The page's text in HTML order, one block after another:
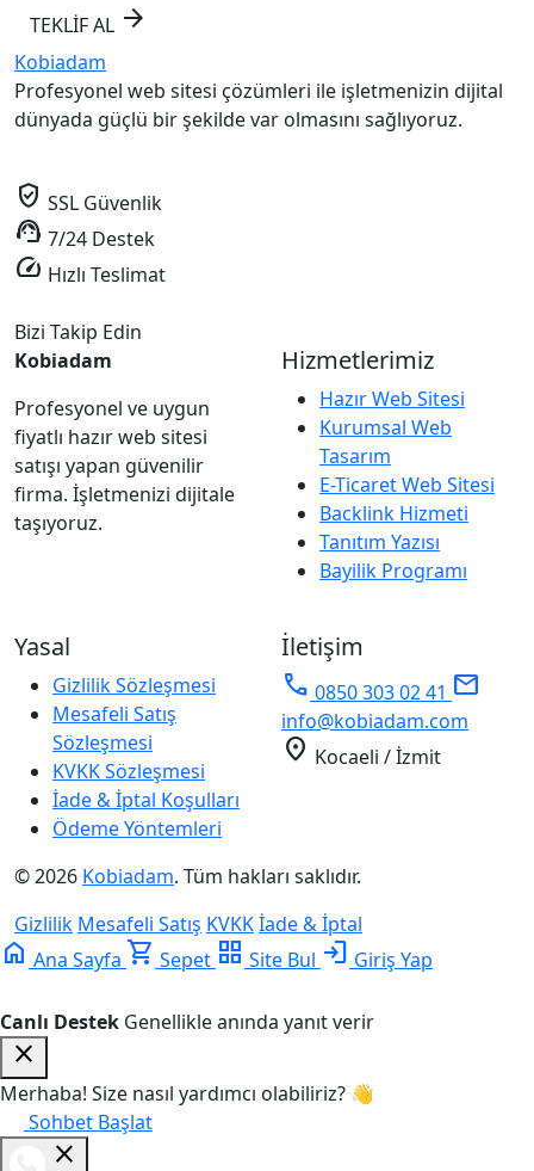
TEKLİF AL arrow_forward
Kobiadam
Profesyonel web sitesi çözümleri ile işletmenizin dijital
dünyada güçlü bir şekilde var olmasını sağlıyoruz.
verified_user SSL Güvenlik
support_agent 7/24 Destek
speed Hızlı Teslimat
Bizi Takip Edin
Kobiadam
Profesyonel ve uygun
fiyatlı hazır web sitesi
satışı yapan güvenilir
firma. İşletmenizi dijitale
taşıyoruz.
Hizmetlerimiz
Hazır Web Sitesi
Kurumsal Web
Tasarım
E-Ticaret Web Sitesi
Backlink Hizmeti
Tanıtım Yazısı
Bayilik Programı
Yasal
Gizlilik Sözleşmesi
Mesafeli Satış
Sözleşmesi
KVKK Sözleşmesi
İade & İptal Koşulları
Ödeme Yöntemleri
İletişim
phone 0850 303 02 41 mail
info@kobiadam.com
location_on Kocaeli / İzmit
© 2026 Kobiadam. Tüm hakları saklıdır.
Gizlilik Mesafeli Satış KVKKİade & İptal
home Ana Sayfa shopping_cart Sepet grid_view Site Bul login Giriş Yap
Canlı Destek Genellikle anında yanıt verir
close
Merhaba! Size nasıl yardımcı olabiliriz? 👋
Sohbet Başlat
close